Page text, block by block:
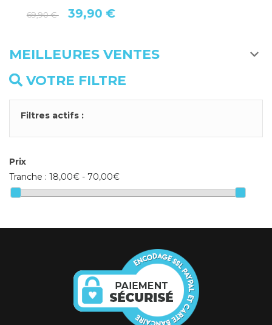
69,90 €
MEILLEURES VENTES
VOTRE FILTRE
Filtres actifs :
Prix
Tranche : 18,00€ - 70,00€